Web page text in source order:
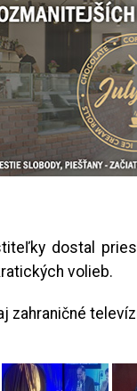
dostal
volieb.